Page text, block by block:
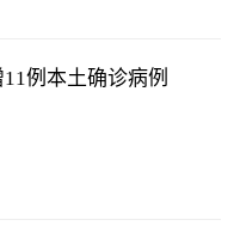
例本土确诊病例